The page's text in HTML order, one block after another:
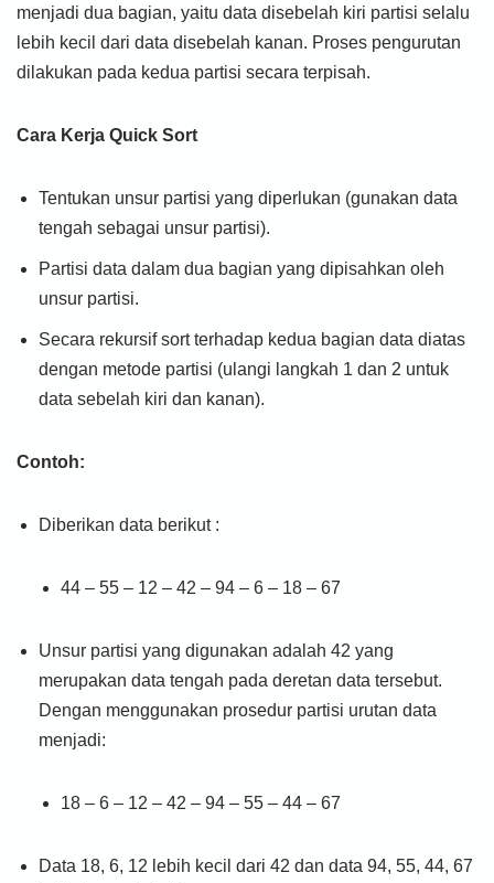
menjadi dua bagian, yaitu data disebelah kiri partisi selalu
lebih kecil dari data disebelah kanan. Proses pengurutan
dilakukan pada kedua partisi secara terpisah.
Cara Kerja Quick Sort
Tentukan unsur partisi yang diperlukan (gunakan data
tengah sebagai unsur partisi).
Partisi data dalam dua bagian yang dipisahkan oleh
unsur partisi.
Secara rekursif sort terhadap kedua bagian data diatas
dengan metode partisi (ulangi langkah 1 dan 2 untuk
data sebelah kiri dan kanan).
Contoh:
Diberikan data berikut :
44 – 55 – 12 – 42 – 94 – 6 – 18 – 67
Unsur partisi yang digunakan adalah 42 yang
merupakan data tengah pada deretan data tersebut.
Dengan menggunakan prosedur partisi urutan data
menjadi:
18 – 6 – 12 – 42 – 94 – 55 – 44 – 67
Data 18, 6, 12 lebih kecil dari 42 dan data 94, 55, 44, 67